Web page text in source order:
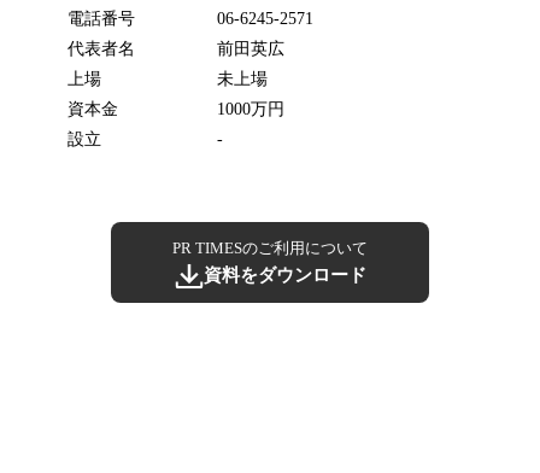
電話番号
06-6245-2571
代表者名
前田英広
上場
未上場
資本金
1000万円
設立
-
PR TIMESのご利用について
資料をダウンロード